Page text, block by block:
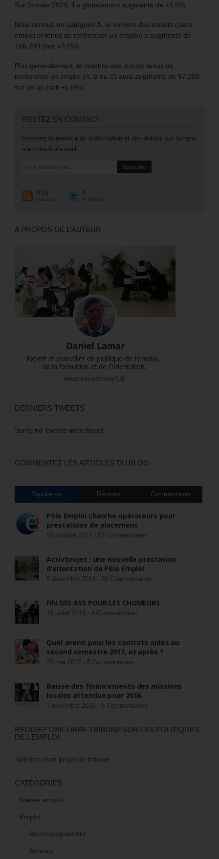
Sur l’année 2024, il a globalement augmenté de +1,5%.
Mais surtout, en catégorie A, le nombre des inscrits (sans
emploi et tenus de rechercher un emploi) a augmenté de
106 200 (soit +3,5%).
Plus généralement, le nombre des inscrits tenus de
rechercher un emploi (A, B ou C) aura augmenté de 97 200
sur un an (soit +1,8%).
RESTEZ EN CONTACT
Recevez le meilleur de l'information et des débats sur l'emploi
sur votre boite mail.
RSS
Souscrire
0
Followers
A PROPOS DE L’AUTEUR
DERNIERS TWEETS
Sorry, no Tweets were found.
COMMENTEZ LES ARTICLES DU BLOG
Populaires Récents Commentaires
Pôle Emploi cherche opérateurs pour
prestations de placement
23 octobre 2014 - 52 Commentaires
Activ’projet : une nouvelle prestation
d’orientation de Pôle Emploi
5 décembre 2014 - 26 Commentaires
FIN DES ASS POUR LES CHÔMEURS
15 juillet 2018 - 8 Commentaires
Quel avenir pour les contrats aidés au
second semestre 2017, et après ?
22 mai 2017 - 5 Commentaires
Baisse des financements des missions
locales attendue pour 2016.
3 novembre 2015 - 3 Commentaires
RÉDIGEZ UNE LIBRE TRIBUNE SUR LES POLITIQUES
DE L’EMPLOI
>Décrire mon projet de tribune
CATÉGORIES
brèves emploi
Emploi
Accompagnement
Acteurs